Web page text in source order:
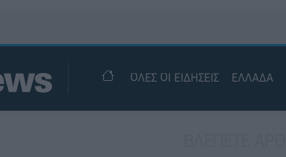
ΟΛΕΣ ΟΙ ΕΙΔΗΣΕΙΣ ΕΛΛΑΔΑ